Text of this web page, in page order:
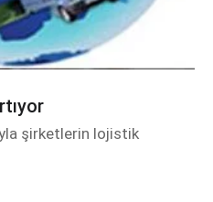
şirketlerin lojistik